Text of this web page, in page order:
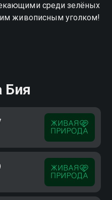
среди зелёных
живописным уголком!
Бия